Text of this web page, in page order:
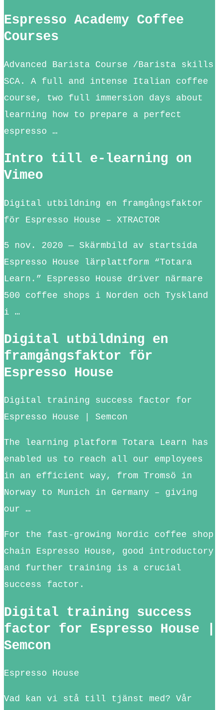
Espresso Academy Coffee
Courses
Advanced Barista Course /Barista skills
SCA. A full and intense Italian coffee
course, two full immersion days about
learning how to prepare a perfect
espresso …
Intro till e-learning on
Vimeo
Digital utbildning en framgångsfaktor
för Espresso House – XTRACTOR
5 nov. 2020 — Skärmbild av startsida
Espresso House lärplattform “Totara
Learn.” Espresso House driver närmare
500 coffee shops i Norden och Tyskland
i …
Digital utbildning en
framgångsfaktor för
Espresso House
Digital training success factor for
Espresso House | Semcon
The learning platform Totara Learn has
enabled us to reach all our employees
in an efficient way, from Tromsö in
Norway to Munich in Germany – giving
our …
For the fast-growing Nordic coffee shop
chain Espresso House, good introductory
and further training is a crucial
success factor.
Digital training success
factor for Espresso House |
Semcon
Espresso House
Vad kan vi stå till tjänst med? Vår